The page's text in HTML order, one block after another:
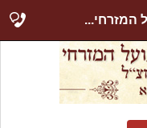
המזרחי...